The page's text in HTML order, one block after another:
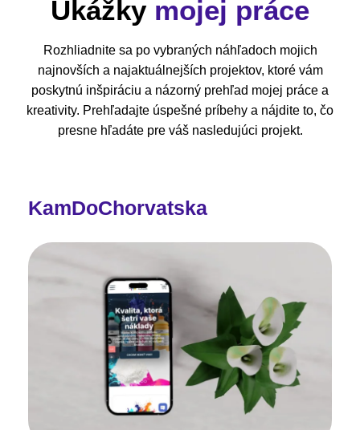
Ukážkymojej práce
Rozhliadnite sa po vybraných náhľadoch mojich
najnovších a najaktuálnejších projektov, ktoré vám
poskytnú inšpiráciu a názorný prehľad mojej práce a
kreativity. Prehľadajte úspešné príbehy a nájdite to, čo
presne hľadáte pre váš nasledujúci projekt.
KamDoChorvatska